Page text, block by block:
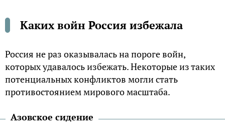
Каких войн Россия избежала
Россия не раз оказывалась на пороге войн,
которых удавалось избежать. Некоторые из таких
потенциальных конфликтов могли стать
противостоянием мирового масштаба.
Азовское сидение